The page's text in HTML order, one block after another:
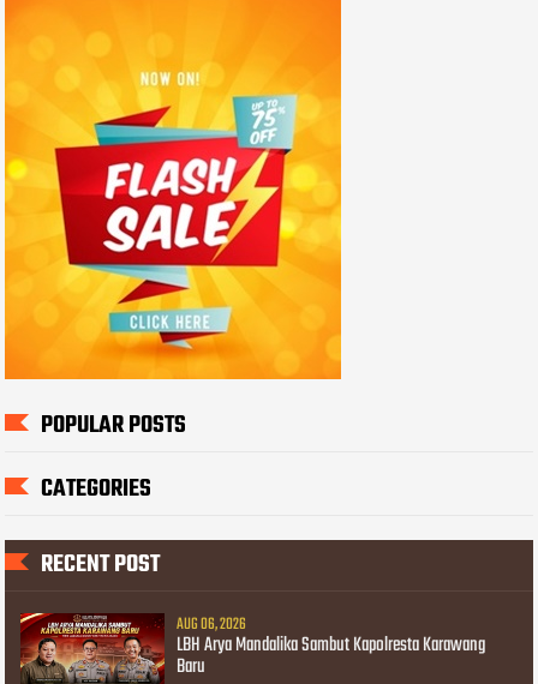
POPULAR POSTS
CATEGORIES
RECENT POST
AUG 06, 2026
LBH Arya Mandalika Sambut Kapolresta Karawang
Baru